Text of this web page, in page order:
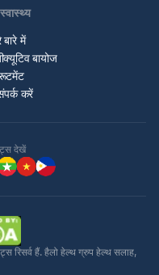
बारे में
बायोज
करें
देखें
रिसर्व हैं. हैलो हेल्थ ग्रुप हेल्थ सलाह,